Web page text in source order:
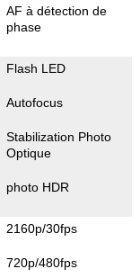
AF à détection de
phase
Flash LED
Autofocus
Stabilization Photo
Optique
photo HDR
2160p/30fps
720p/480fps